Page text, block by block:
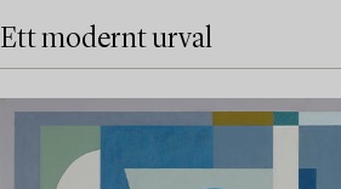
Ett modernt urval